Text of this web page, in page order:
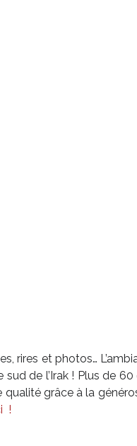
rires et photos…
sud de l’Irak ! Plus de
grâce à la
!